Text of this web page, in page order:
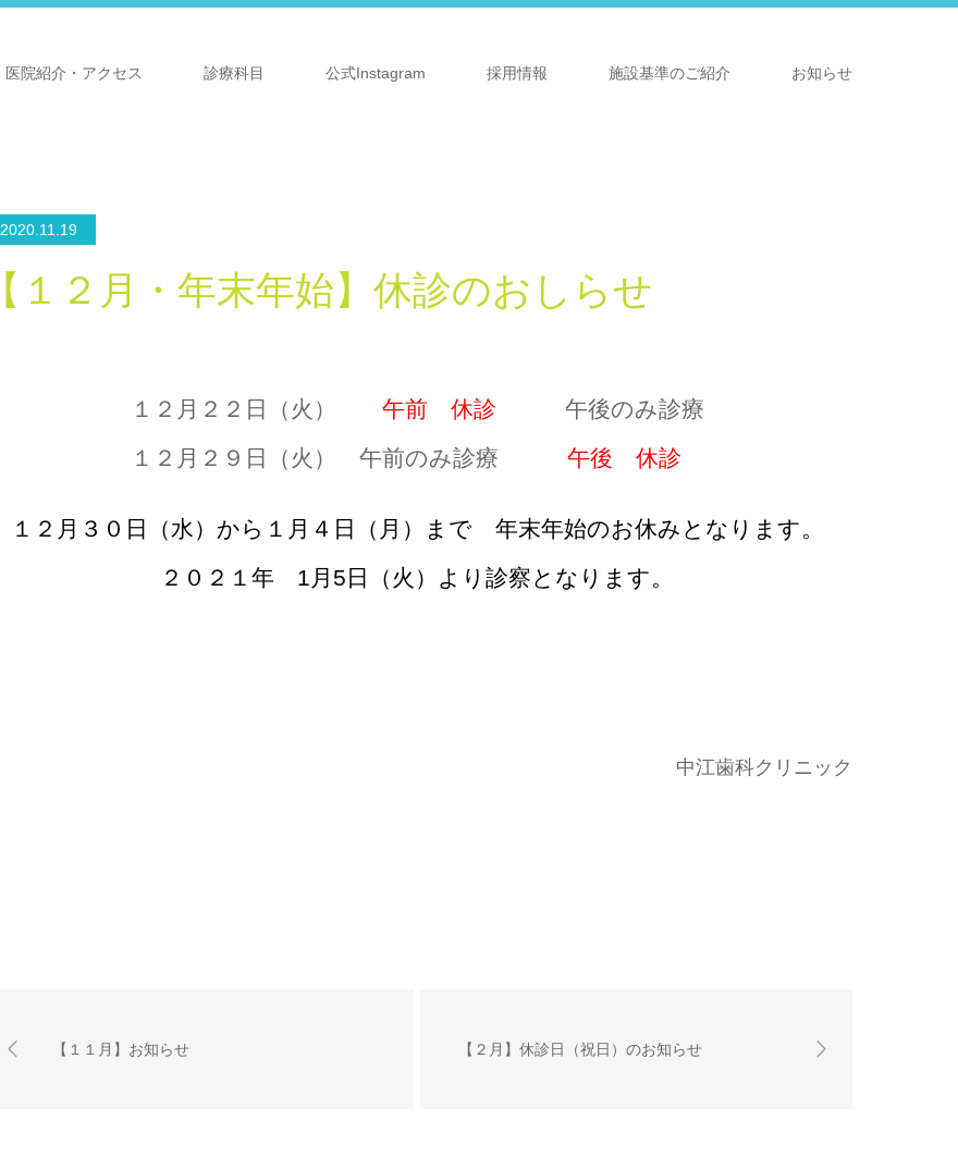
医院紹介・アクセス 診療科目 公式Instagram 採用情報 施設基準のご紹介 お知らせ
2020.11.19
【１２月・年末年始】休診のおしらせ
１２月２２日（火） 午前 休診 午後のみ診療
１２月２９日（火） 午前のみ診療 午後 休診
１２月３０日（水）から１月４日（月）まで 年末年始のお休みとなります。
２０２１年 1月5日（火）より診察となります。
中江歯科クリニック
【１１月】お知らせ 【２月】休診日（祝日）のお知らせ